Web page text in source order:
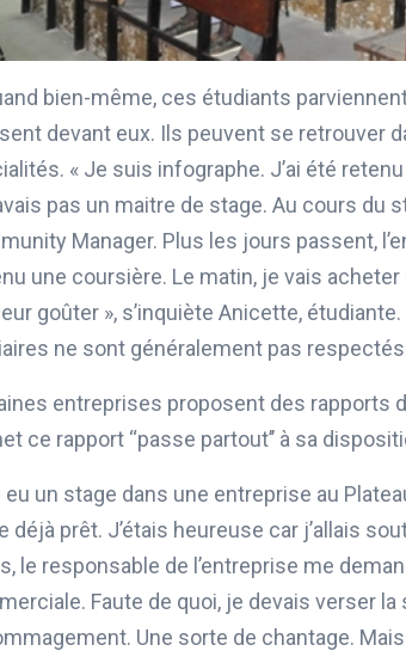
bien-même, ces étudiants
devant eux. Ils peuvent se retrouver
« Je suis infographe. J’ai été
pas un maitre de stage. Au cours du
Manager. Plus les jours passent,
une coursière. Le matin, je vais
goûter », s’inquiète Anicette,
ne sont généralement pas
entreprises proposent des rapports
ce rapport ‘‘passe partout’’ à sa
eu un stage dans une entreprise au
déjà prêt. J’étais heureuse car j’allais
le responsable de l’entreprise me
Faute de quoi, je devais verser la
Une sorte de chantage.